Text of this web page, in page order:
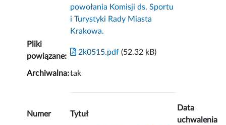
powołania Komisji ds. Sportu
i Turystyki Rady Miasta
Krakowa.
Pliki
powiązane:
2k0515.pdf (52.32 kB)
Archiwalna:tak
Numer Tytuł
Data
uchwalenia